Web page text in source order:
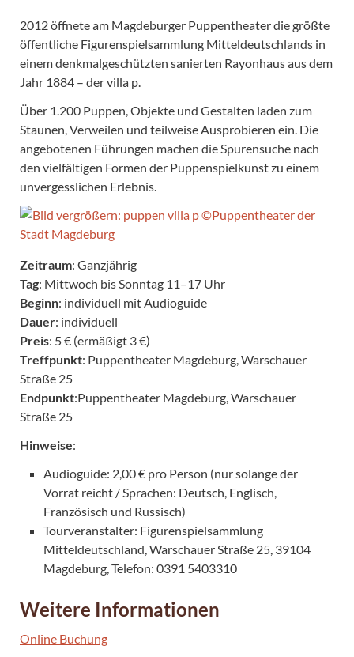
2012 öffnete am Magdeburger Puppentheater die größte
öffentliche Figurenspielsammlung Mitteldeutschlands in
einem denkmalgeschützten sanierten Rayonhaus aus dem
Jahr 1884 – der villa p.
Über 1.200 Puppen, Objekte und Gestalten laden zum
Staunen, Verweilen und teilweise Ausprobieren ein. Die
angebotenen Führungen machen die Spurensuche nach
den vielfältigen Formen der Puppenspielkunst zu einem
unvergesslichen Erlebnis.
Zeitraum: Ganzjährig
Tag: Mittwoch bis Sonntag 11–17 Uhr
Beginn: individuell mit Audioguide
Dauer: individuell
Preis: 5 € (ermäßigt 3 €)
Treffpunkt: Puppentheater Magdeburg, Warschauer
Straße 25
Endpunkt:Puppentheater Magdeburg, Warschauer
Straße 25
Hinweise:
Audioguide: 2,00 € pro Person (nur solange der
Vorrat reicht / Sprachen: Deutsch, Englisch,
Französisch und Russisch)
Tourveranstalter: Figurenspielsammlung
Mitteldeutschland, Warschauer Straße 25, 39104
Magdeburg, Telefon: 0391 5403310
Weitere Informationen
Online Buchung